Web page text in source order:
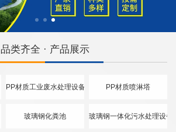
品类齐全 · 产品展示
PP材质工业废水处理设备 PP材质喷淋塔
玻璃钢化粪池 玻璃钢一体化污水处理设备